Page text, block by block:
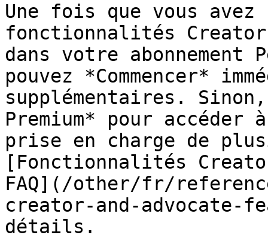
Une fois que vous
fonctionnalités
dans votre abonnement
pouvez *Commencer*
supplémentaires.
Premium* pour
prise en charge de
[Fonctionnalités
FAQ](/other/fr/
creator-and-advocate-
détails.